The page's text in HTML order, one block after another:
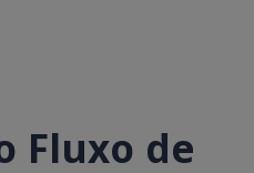
Fluxo de